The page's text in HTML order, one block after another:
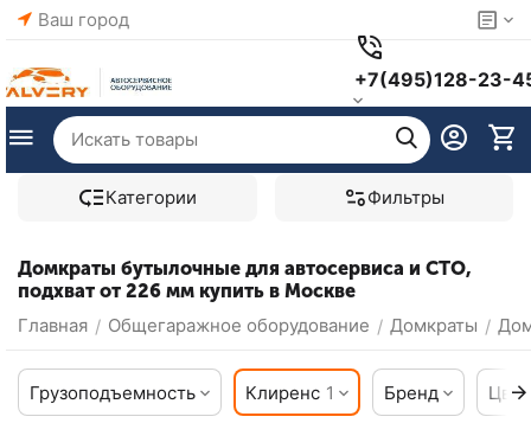
Ваш город
+7(495)128-23-
Категории Фильтры
Домкраты бутылочные для автосервиса и СТО,
подхват от 226 мм купить в Москве
Главная / Общегаражное оборудование / Домкраты /
Грузоподъемность Клиренс 1 Бренд Цвет